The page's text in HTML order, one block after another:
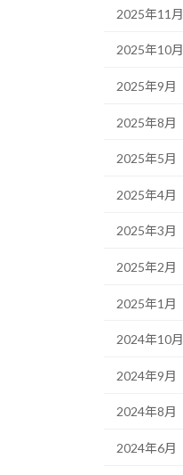
2025年11月
2025年10月
2025年9月
2025年8月
2025年5月
2025年4月
2025年3月
2025年2月
2025年1月
2024年10月
2024年9月
2024年8月
2024年6月